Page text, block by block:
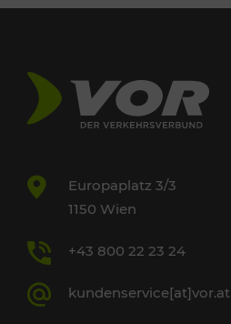
Europaplatz 3/3
1150 Wien
+43 800 22 23 24
kundenservice[at]vor.at